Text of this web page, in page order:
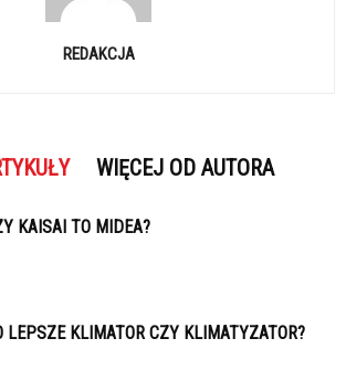
REDAKCJA
WIĘCEJ OD AUTORA
KAISAI TO MIDEA?
LEPSZE KLIMATOR CZY KLIMATYZATOR?